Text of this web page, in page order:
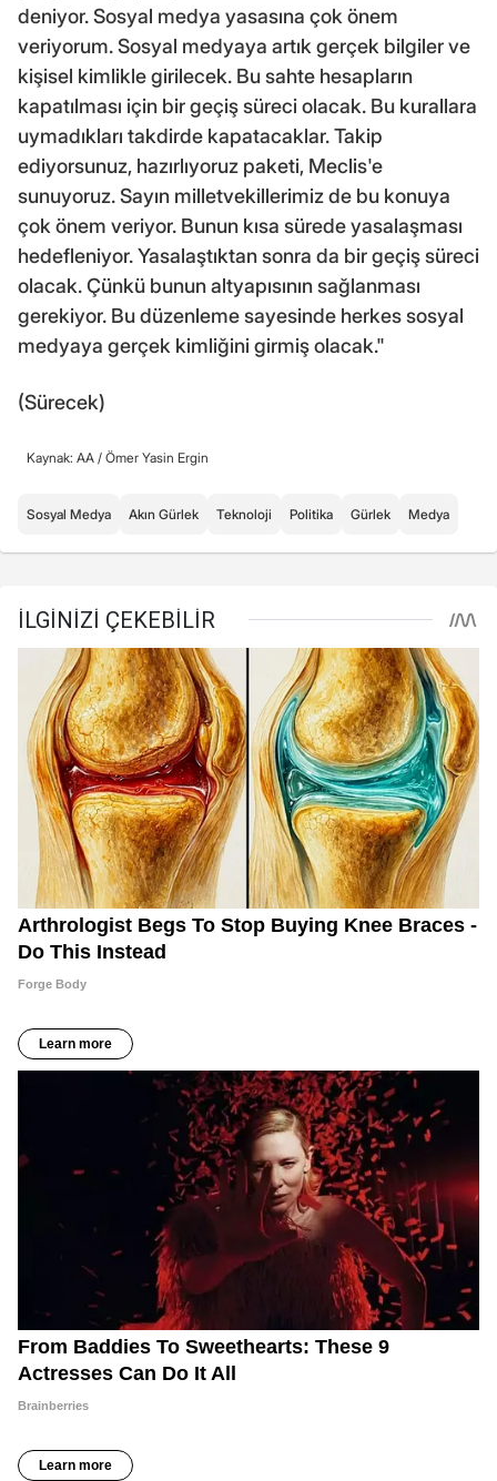
deniyor. Sosyal medya yasasına çok önem
veriyorum. Sosyal medyaya artık gerçek bilgiler ve
kişisel kimlikle girilecek. Bu sahte hesapların
kapatılması için bir geçiş süreci olacak. Bu kurallara
uymadıkları takdirde kapatacaklar. Takip
ediyorsunuz, hazırlıyoruz paketi, Meclis'e
sunuyoruz. Sayın milletvekillerimiz de bu konuya
çok önem veriyor. Bunun kısa sürede yasalaşması
hedefleniyor. Yasalaştıktan sonra da bir geçiş süreci
olacak. Çünkü bunun altyapısının sağlanması
gerekiyor. Bu düzenleme sayesinde herkes sosyal
medyaya gerçek kimliğini girmiş olacak."
(Sürecek)
Kaynak: AA / Ömer Yasin Ergin
Sosyal Medya Akın Gürlek Teknoloji Politika Gürlek Medya